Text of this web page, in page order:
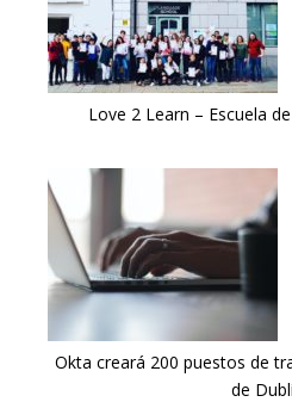
Love 2 Learn – Escuela
Okta creará 200 puestos de
de